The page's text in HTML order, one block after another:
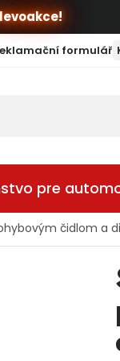
formulář
pre
čidlom a